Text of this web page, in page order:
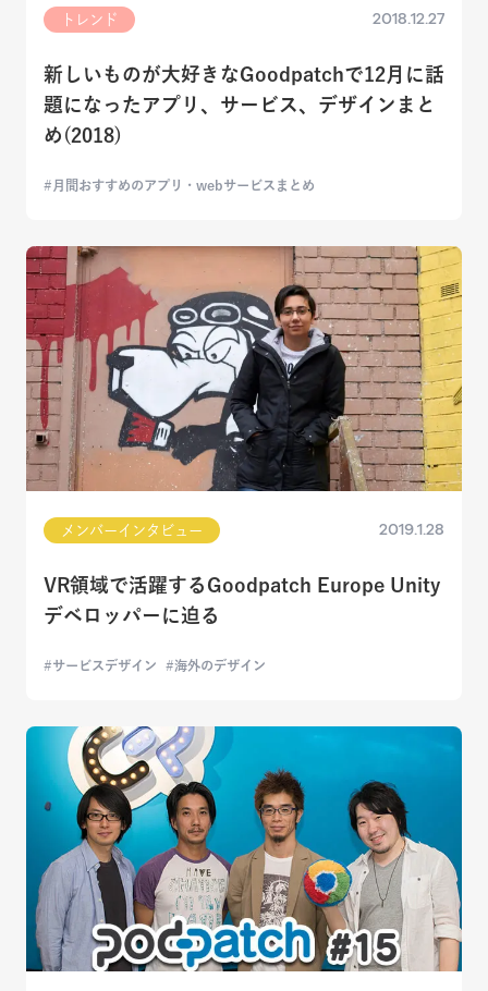
トレンド 2018.12.27
新しいものが大好きなGoodpatchで12月に話
題になったアプリ、サービス、デザインまと
め(2018)
月間おすすめのアプリ・webサービスまとめ
メンバーインタビュー 2019.1.28
VR領域で活躍するGoodpatch Europe Unity
デベロッパーに迫る
サービスデザイン 海外のデザイン